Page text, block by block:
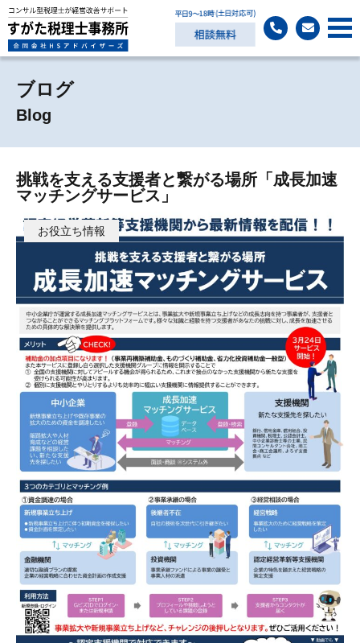
ブログ
Blog
挑戦を支える支援者と繋がる場所「成長加速
マッチングサービス」
お役立ち情報